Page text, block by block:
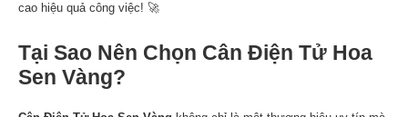
cao hiệu quả công việc! 🚀
Tại Sao Nên Chọn Cân Điện Tử Hoa
Sen Vàng?